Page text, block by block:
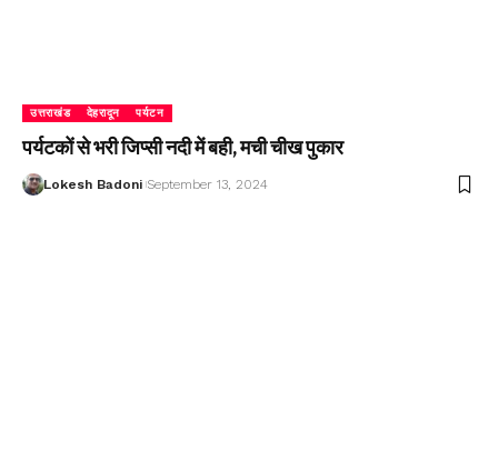
उत्तराखंड देहरादून पर्यटन
पर्यटकों से भरी जिप्सी नदी में बही, मची चीख पुकार
Lokesh Badoni September 13, 2024